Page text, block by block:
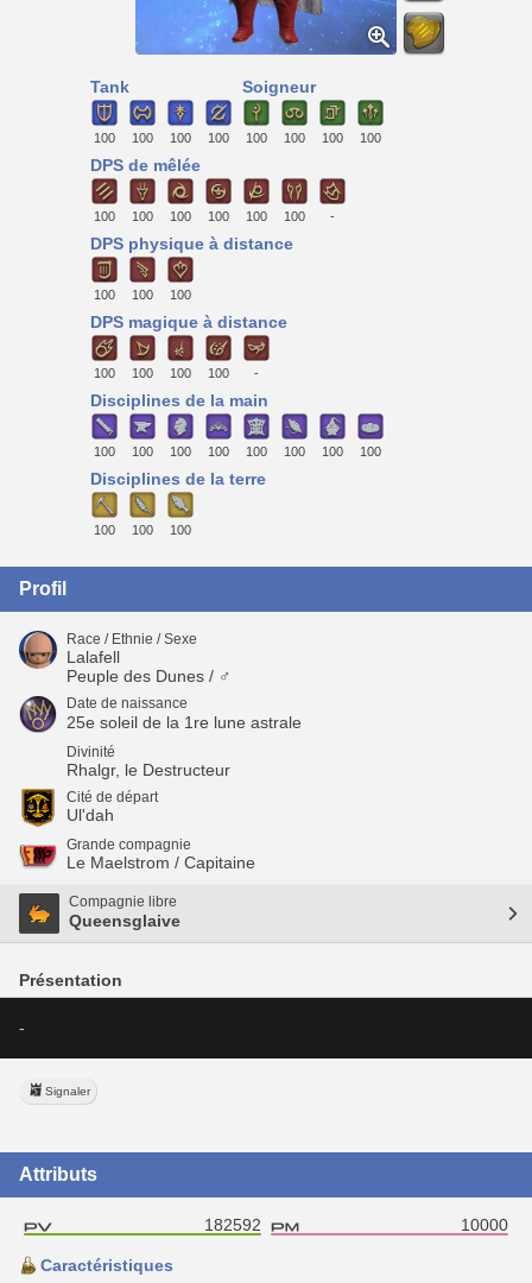
Tank
100 100 100 100
Soigneur
100 100 100 100
DPS de mêlée
100 100 100 100 100 100 -
DPS physique à distance
100 100 100
DPS magique à distance
100 100 100 100 -
Disciplines de la main
100 100 100 100 100 100 100 100
Disciplines de la terre
100 100 100
Profil
Race / Ethnie / Sexe
Lalafell
Peuple des Dunes / ♂
Date de naissance
25e soleil de la 1re lune astrale
Divinité
Rhalgr, le Destructeur
Cité de départ
Ul'dah
Grande compagnie
Le Maelstrom / Capitaine
Compagnie libre
Queensglaive
Présentation
-
Signaler
Attributs
182592 10000
Caractéristiques